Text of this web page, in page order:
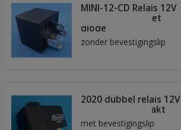
MINI-12-CD Relais 12V
wissel 30/40A met
diode
zonder bevestigingslip
2020 dubbel relais 12V
- 30A maakkontakt
met bevestigingslip